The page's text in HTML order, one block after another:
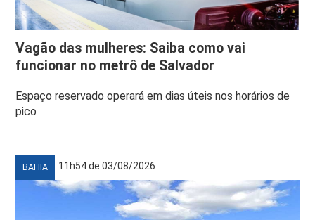
Vagão das mulheres: Saiba como vai
funcionar no metrô de Salvador
Espaço reservado operará em dias úteis nos horários de
pico
BAHIA 11h54 de 03/08/2026